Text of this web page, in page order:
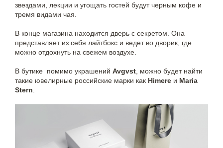
звездами, лекции и угощать гостей будут черным кофе и
тремя видами чая.
В конце магазина находится дверь с секретом. Она
представляет из себя лайтбокс и ведет во дворик, где
можно отдохнуть на свежем воздухе.
В бутике помимо украшений Avgvst , можно будет найти
такие ювелирные российские марки как Himere и Maria
Stern